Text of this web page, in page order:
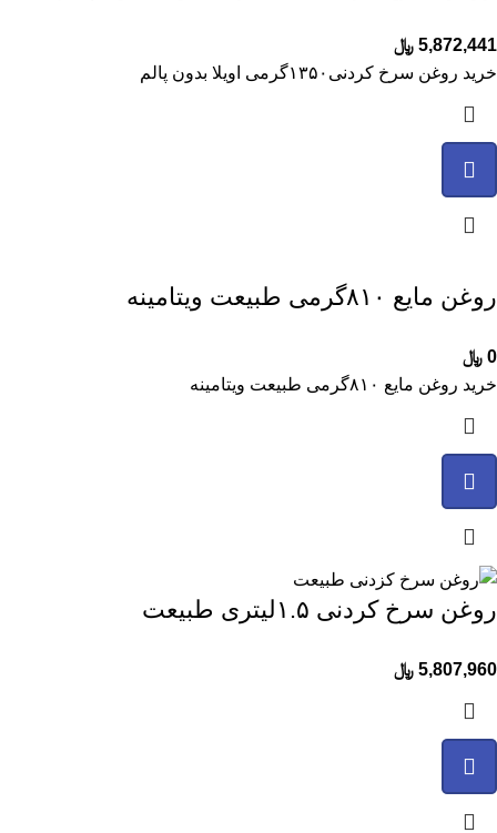
5,872,441 ﷼
خرید روغن سرخ کردنی۱۳۵۰گرمی اویلا بدون پالم
روغن مایع ۸۱۰گرمی طبیعت ویتامینه
0 ﷼
خرید روغن مایع ۸۱۰گرمی طبیعت ویتامینه
روغن سرخ کردنی ۱.۵لیتری طبیعت
5,807,960 ﷼